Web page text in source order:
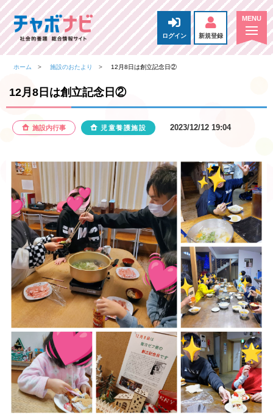
ログイン 新規登録
ホーム 施設のおたより 12月8日は創立記念日②
12月8日は創立記念日②
施設内行事 児童養護施設 2023/12/12 19:04